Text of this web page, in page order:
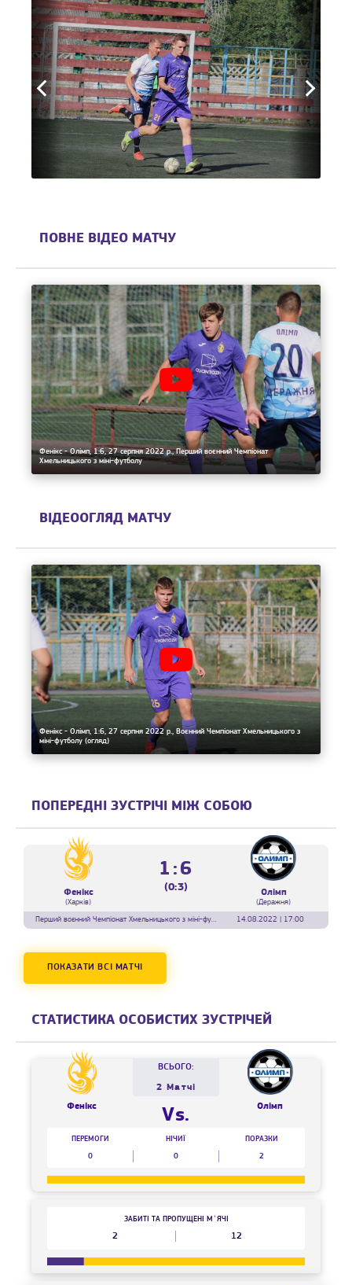
ПОВНЕ ВІДЕО МАТЧУ
Фенікс - Олімп, 1:6, 27 серпня 2022 р., Перший воєнний Чемпіонат
Хмельницького з міні-футболу
ВІДЕООГЛЯД МАТЧУ
Фенікс - Олімп, 1:6, 27 серпня 2022 р., Воєнний Чемпіонат Хмельницького з
міні-футболу (огляд)
ПОПЕРЕДНІ ЗУСТРІЧІ МІЖ СОБОЮ
Фенікс
(Харків)
1:6
(0:3) Олімп
(Деражня)
Перший воєнний Чемпіонат Хмельницького з міні-футболу, Тур 7
14.08.2022 | 17:00
ПОКАЗАТИ ВСІ МАТЧІ
СТАТИСТИКА ОСОБИСТИХ ЗУСТРІЧЕЙ
Фенікс
ВСЬОГО:
2 Матчі
Vs. Олімп
ПЕРЕМОГИ
0
НІЧИЇ
0
ПОРАЗКИ
2
2
ЗАБИТІ ТА ПРОПУЩЕНІ М`ЯЧІ
12